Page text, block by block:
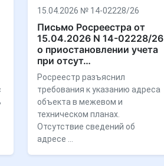
15.04.2026 № 14-02228/26
Письмо Росреестра от
15.04.2026 N 14-02228/26
о приостановлении учета
при отсут…
Росреестр разъяснил
требования к указанию адреса
объекта в межевом и
техническом планах.
Отсутствие сведений об
адресе …